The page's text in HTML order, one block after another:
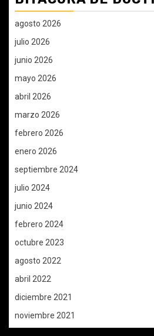
agosto 2026
julio 2026
junio 2026
mayo 2026
abril 2026
marzo 2026
febrero 2026
enero 2026
septiembre 2024
julio 2024
junio 2024
febrero 2024
octubre 2023
agosto 2022
abril 2022
diciembre 2021
noviembre 2021